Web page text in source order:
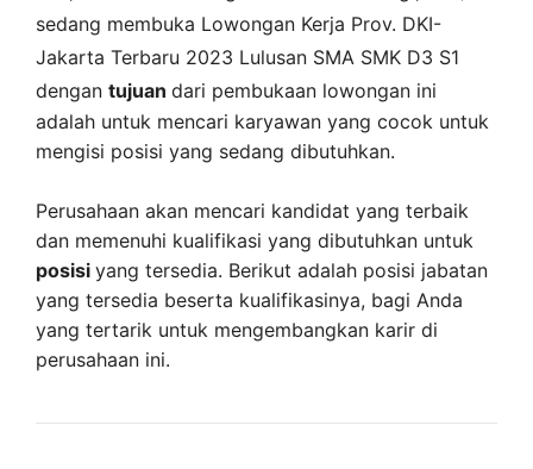
sedang membuka Lowongan Kerja Prov. DKI-
Jakarta Terbaru 2023 Lulusan SMA SMK D3 S1
dengan tujuan dari pembukaan lowongan ini
adalah untuk mencari karyawan yang cocok untuk
mengisi posisi yang sedang dibutuhkan.
Perusahaan akan mencari kandidat yang terbaik
dan memenuhi kualifikasi yang dibutuhkan untuk
posisi yang tersedia. Berikut adalah posisi jabatan
yang tersedia beserta kualifikasinya, bagi Anda
yang tertarik untuk mengembangkan karir di
perusahaan ini.